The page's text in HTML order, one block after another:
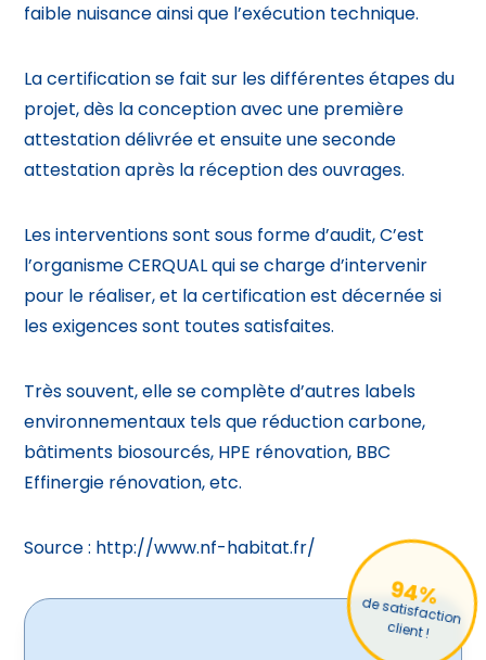
faible nuisance ainsi que l’exécution technique.
La certification se fait sur les différentes étapes du
projet, dès la conception avec une première
attestation délivrée et ensuite une seconde
attestation après la réception des ouvrages.
Les interventions sont sous forme d’audit, C’est
l’organisme CERQUAL qui se charge d’intervenir
pour le réaliser, et la certification est décernée si
les exigences sont toutes satisfaites.
Très souvent, elle se complète d’autres labels
environnementaux tels que réduction carbone,
bâtiments biosourcés, HPE rénovation, BBC
Effinergie rénovation, etc.
Source : http://www.nf-habitat.fr/
94%
de satisfaction
client !